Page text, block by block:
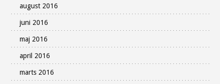
august 2016
juni 2016
maj 2016
april 2016
marts 2016